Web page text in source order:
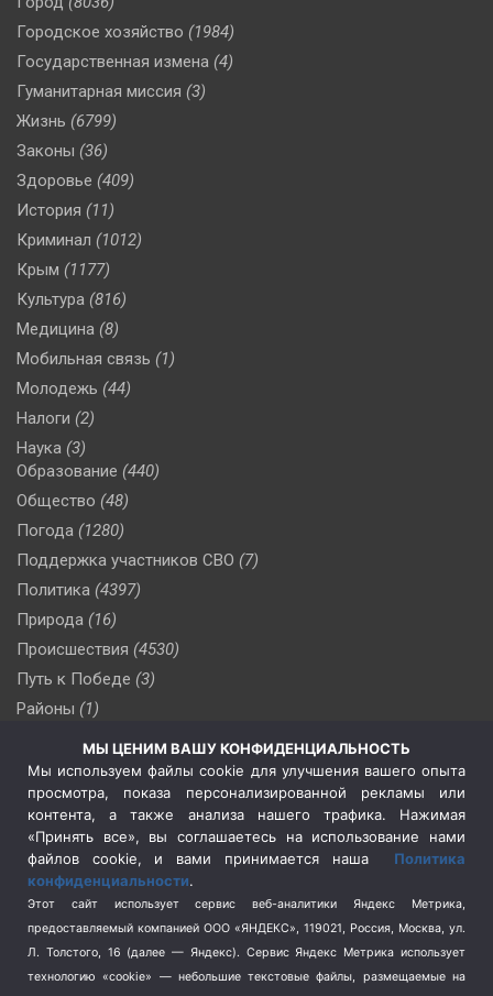
Городское хозяйство (1984)
Государственная измена (4)
Гуманитарная миссия (3)
Жизнь (6799)
Законы (36)
Здоровье (409)
История (11)
Криминал (1012)
Крым (1177)
Культура (816)
Медицина (8)
Мобильная связь (1)
Молодежь (44)
Налоги (2)
Наука (3)
Образование (440)
Общество (48)
Погода (1280)
Поддержка участников СВО (7)
Политика (4397)
Природа (16)
Происшествия (4530)
Путь к Победе (3)
Районы (1)
(510)
Сельское хозяйство (3)
Социальная политика
(3)
Спецоперация в Украине
Спецоперация на Украине
(404)
Спорт (740)
Терроризм (1)
Транспорт (262)
МЫ ЦЕНИМ ВАШУ КОНФИДЕНЦИАЛЬНОСТЬ
Мы используем файлы cookie для улучшения вашего опыта
просмотра, показа персонализированной рекламы или
контента, а также анализа нашего трафика. Нажимая
«Принять все», вы соглашаетесь на использование нами
файлов cookie, и вами принимается наша Политика
конфиденциальности.
Этот сайт использует сервис веб-аналитики Яндекс Метрика,
предоставляемый компанией ООО «ЯНДЕКС», 119021, Россия, Москва, ул.
Л. Толстого, 16 (далее — Яндекс). Сервис Яндекс Метрика использует
технологию «cookie» — небольшие текстовые файлы, размещаемые на